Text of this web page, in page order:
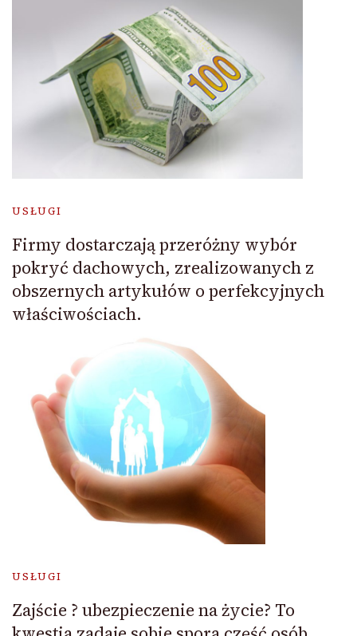
USŁUGI
Firmy dostarczają przeróżny wybór
pokryć dachowych, zrealizowanych z
obszernych artykułów o perfekcyjnych
właściwościach.
USŁUGI
Zajście ? ubezpieczenie na życie? To